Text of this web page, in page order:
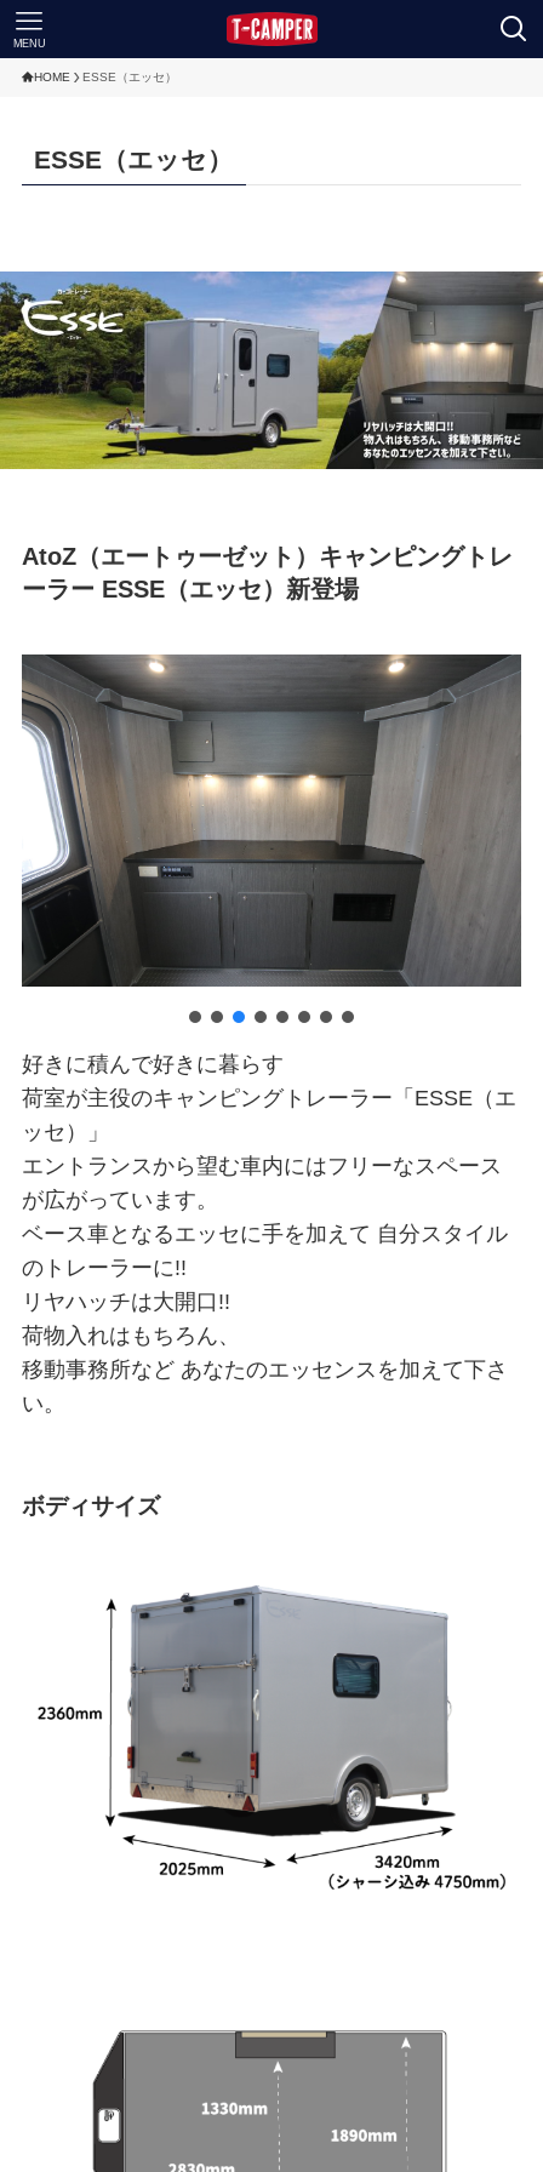
MENU
HOME ESSE（エッセ）
ESSE（エッセ）
AtoZ（エートゥーゼット）キャンピングトレ
ーラー ESSE（エッセ）新登場
好きに積んで好きに暮らす
荷室が主役のキャンピングトレーラー「ESSE（エ
ッセ）」
エントランスから望む車内にはフリーなスペース
が広がっています。
ベース車となるエッセに手を加えて 自分スタイル
のトレーラーに!!
リヤハッチは大開口!!
荷物入れはもちろん、
移動事務所など あなたのエッセンスを加えて下さ
い。
ボディサイズ